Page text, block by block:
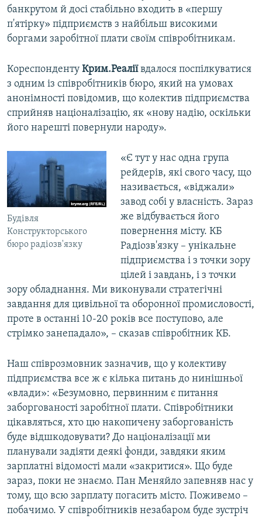
банкрутом й досі стабільно входить в «першу
п'ятірку» підприємств з найбільш високими
боргами заробітної плати своїм співробітникам.
Кореспонденту Крим.Реаліївдалося поспілкуватися
з одним із співробітників бюро, який на умовах
анонімності повідомив, що колектив підприємства
сприйняв націоналізацію, як «нову надію, оскільки
його нарешті повернули народу».
Будівля
Конструкторського
бюро радіозв'язку
«Є тут у нас одна група
рейдерів, які свого часу, що
називається, «віджали»
завод собі у власність. Зараз
же відбувається його
повернення місту. КБ
Радіозв'язку – унікальне
підприємства і з точки зору
цілей і завдань, і з точки
зору обладнання. Ми виконували стратегічні
завдання для цивільної та оборонної промисловості,
проте в останні 10-20 років все поступово, але
стрімко занепадало», – сказав співробітник КБ.
Наш співрозмовник зазначив, що у колективу
підприємства все ж є кілька питань до нинішньої
«влади»: «Безумовно, первинним є питання
заборгованості заробітної плати. Співробітники
цікавляться, хто цю накопичену заборгованість
буде відшкодовувати? До націоналізації ми
планували задіяти деякі фонди, завдяки яким
зарплатні відомості мали «закритися». Що буде
зараз, поки не знаємо. Пан Меняйло запевняв нас у
тому, що всю зарплату погасить місто. Поживемо –
побачимо. У співробітників незабаром буде зустріч